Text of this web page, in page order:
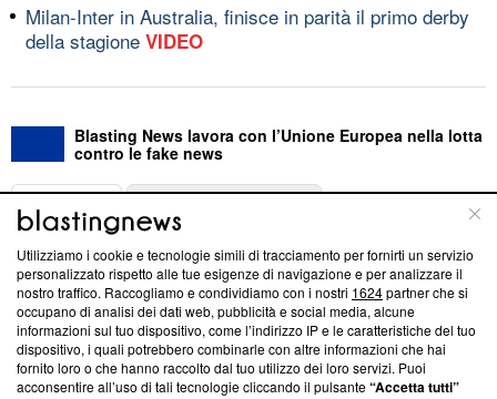
Milan-Inter in Australia, finisce in parità il primo derby
della stagione VIDEO
Blasting News lavora con l’Unione Europea nella lotta
contro le fake news
ABOUT
Questa sezione offre informazioni trasparenti su Blasting
News, sui nostri processi editoriali e su come ci impegniamo a
creare news di qualità. Inoltre, afferma la nostra aderenza a
‘Trust Project - News with Integrity’Blasting News non è
ancora membro del programma, ma ha richiesto di farne
parte; Trust Project non ha ancora effettuato una verifica di
Utilizziamo i cookie e tecnologie simili di tracciamento per fornirti un servizio
personalizzato rispetto alle tue esigenze di navigazione e per analizzare il
nostro traffico. Raccogliamo e condividiamo con i nostri 1624partner che si
occupano di analisi dei dati web, pubblicità e social media, alcune
informazioni sul tuo dispositivo, come l’indirizzo IP e le caratteristiche del tuo
dispositivo, i quali potrebbero combinarle con altre informazioni che hai
fornito loro o che hanno raccolto dal tuo utilizzo dei loro servizi. Puoi
acconsentire all’uso di tali tecnologie cliccando il pulsante“Accetta tutti”